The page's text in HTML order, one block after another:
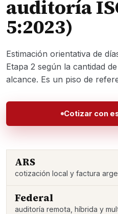
auditoría
5:2023)
Estimación orientativa de
Etapa 2 según la cantidad
alcance. Es un piso de
Cotizar con
ARS
cotización local y factura
Federal
auditoría remota, híbrida y